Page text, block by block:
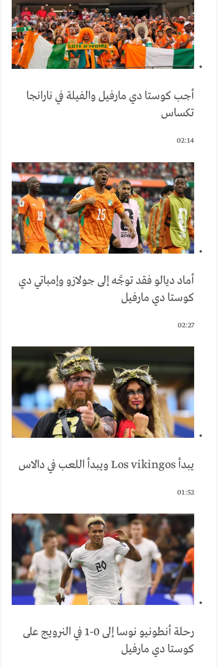
أجب كوستا دي مارفيل والفيلة في نارانجا
تكساس
02:14
أماد ديالو فقد توجَّه إلى جولازو وإمباتي دي
كوستا دي مارفيل
02:27
يبدأ Los vikingos ويبدأ اللعب في دالاس
01:52
رحلة أنطونيو نوسا إلى 0-1 في النرويج على
كوستا دي مارفيل